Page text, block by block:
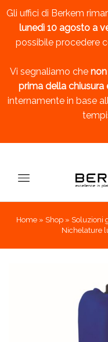
Gli uffici di Berkem
lunedì 10 agosto a
possibile procedere
Vi segnaliamo che
prima della chiusura
internamente in base
Home» Shop» Soluzioni
Nichelature